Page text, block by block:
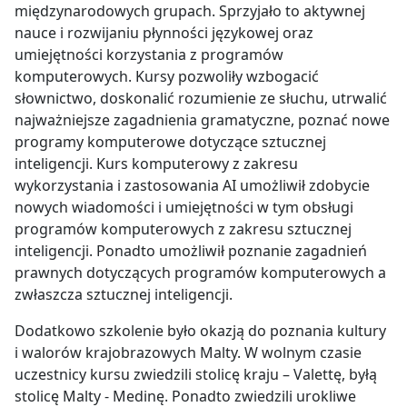
międzynarodowych grupach. Sprzyjało to aktywnej
nauce i rozwijaniu płynności językowej oraz
umiejętności korzystania z programów
komputerowych. Kursy pozwoliły wzbogacić
słownictwo, doskonalić rozumienie ze słuchu, utrwalić
najważniejsze zagadnienia gramatyczne, poznać nowe
programy komputerowe dotyczące sztucznej
inteligencji. Kurs komputerowy z zakresu
wykorzystania i zastosowania AI umożliwił zdobycie
nowych wiadomości i umiejętności w tym obsługi
programów komputerowych z zakresu sztucznej
inteligencji. Ponadto umożliwił poznanie zagadnień
prawnych dotyczących programów komputerowych a
zwłaszcza sztucznej inteligencji.
Dodatkowo szkolenie było okazją do poznania kultury
i walorów krajobrazowych Malty. W wolnym czasie
uczestnicy kursu zwiedzili stolicę kraju – Valettę, byłą
stolicę Malty - Medinę. Ponadto zwiedzili urokliwe